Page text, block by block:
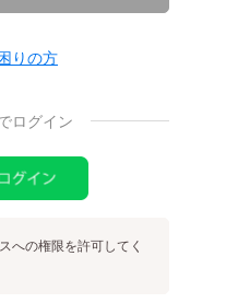
りの方
ログイン
への権限を許可してく